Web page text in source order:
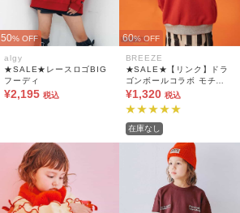
50% OFF
algy
★SALE★レースロゴBIG
フーディ
¥2,195 税込
60% OFF
BREEZE
★SALE★【リンク】ドラ
ゴンボールコラボ モチー
フトレーナー(キッズサイ
ズ)
¥1,320 税込
在庫なし